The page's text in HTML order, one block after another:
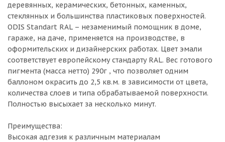
деревянных, керамических, бетонных, каменных,
стеклянных и большинства пластиковых поверхностей.
ODIS Standart RAL – незаменимый помощник в доме,
гараже, на даче, применяется на производстве, в
оформительских и дизайнерских работах. Цвет эмали
соответствует европейскому стандарту RAL. Вес готового
пигмента (масса нетто) 290г , что позволяет одним
баллоном окрасить до 2,5 кв.м. в зависимости от цвета,
количества слоев и типа обрабатываемой поверхности.
Полностью высыхает за несколько минут.
Преимущества:
Высокая адгезия к различным материалам